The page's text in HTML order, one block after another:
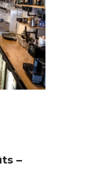
–